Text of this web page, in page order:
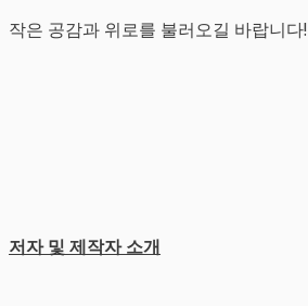
작은 공감과 위로를 불러오길 바랍니다!
저자 및 제작자 소개